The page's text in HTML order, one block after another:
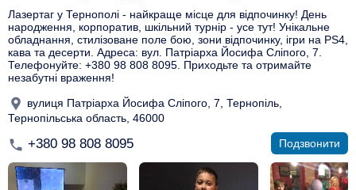
Лазертаг у Тернополі - найкраще місце для відпочинку! День
народження, корпоратив, шкільний турнір - усе тут! Унікальне
обладнання, стилізоване поле бою, зони відпочинку, ігри на PS4,
кава та десерти. Адреса: вул. Патріарха Йосифа Сліпого, 7.
Телефонуйте: +380 98 808 8095. Приходьте та отримайте
незабутні враження!
вулиця Патріарха Йосифа Сліпого, 7, Тернопіль,
Тернопільська область, 46000
+380 98 808 8095 Подзвонити